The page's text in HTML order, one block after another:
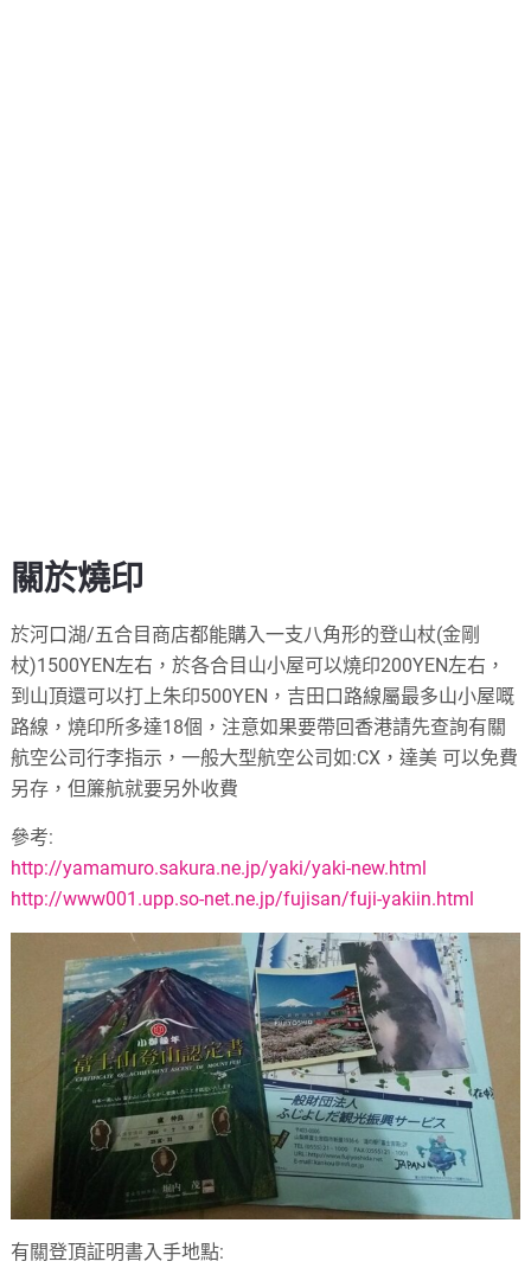
關於燒印
於河口湖/五合目商店都能購入一支八角形的登山杖(金剛
杖)1500YEN左右，於各合目山小屋可以燒印200YEN左右，
到山頂還可以打上朱印500YEN ，吉田口路線屬最多山小屋嘅
路線，燒印所多達18個，注意如果要帶回香港請先查詢有關
航空公司行李指示，一般大型航空公司如:CX ，達美 可以免費
另存，但簾航就要另外收費
參考:
http://yamamuro.sakura.ne.jp/yaki/yaki-new.html
http://www001.upp.so-net.ne.jp/fujisan/fuji-yakiin.html
有關登頂証明書入手地點: